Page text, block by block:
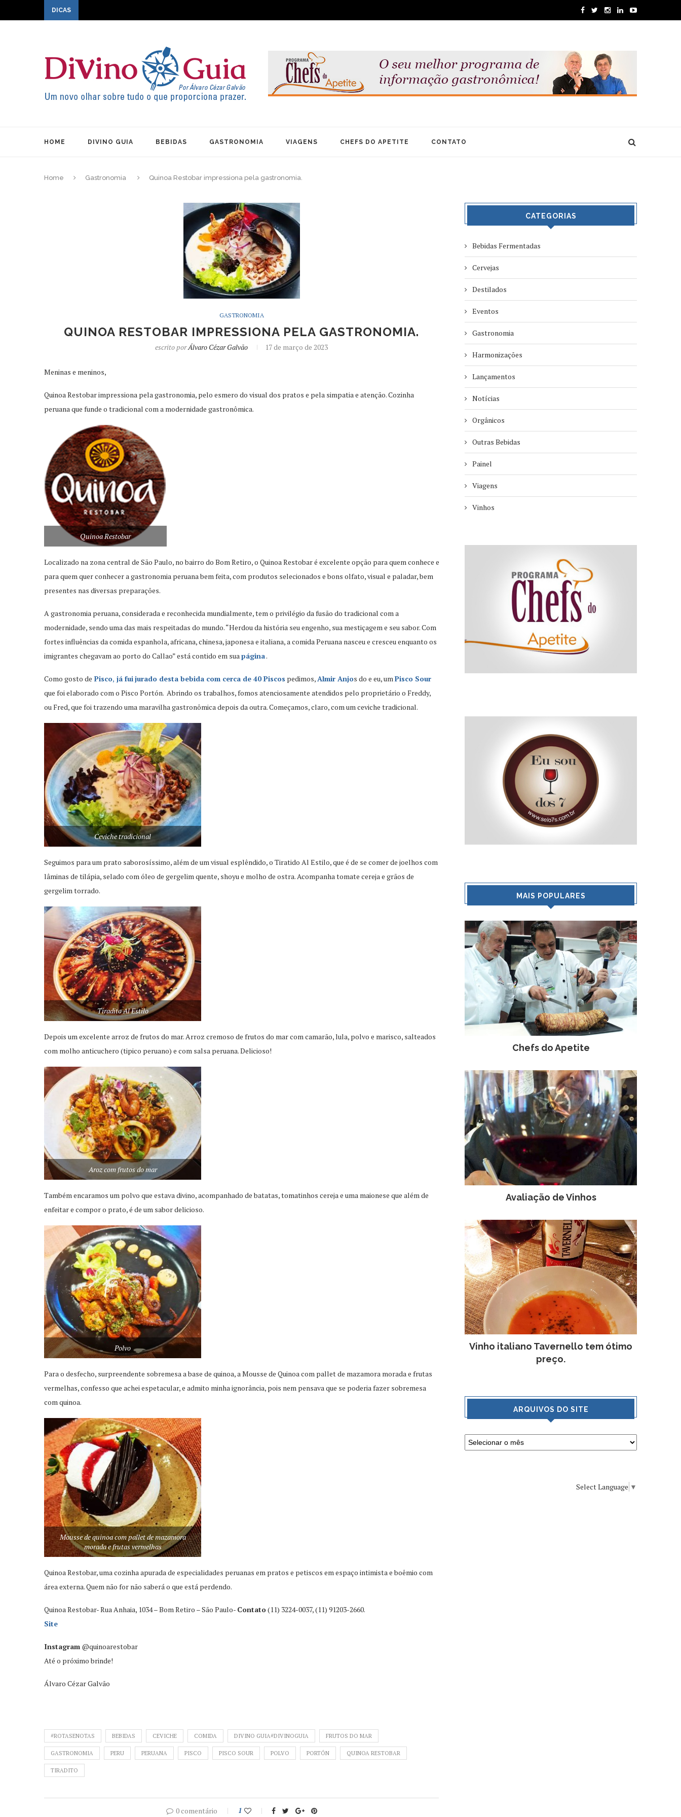
DICAS
HOME DIVINO GUIA BEBIDAS GASTRONOMIA VIAGENS CHEFS DO APETITE CONTATO
Home Gastronomia Quinoa Restobar impressiona pela gastronomia.
GASTRONOMIA
QUINOA RESTOBAR IMPRESSIONA PELA GASTRONOMIA.
escrito porÁlvaro Cézar Galvão 17 de março de 2023
Meninas e meninos,
Quinoa Restobar impressiona pela gastronomia, pelo esmero do visual dos pratos e pela simpatia e atenção. Cozinha
peruana que funde o tradicional com a modernidade gastronômica.
Quinoa Restobar
Localizado na zona central de São Paulo, no bairro do Bom Retiro, o Quinoa Restobar é excelente opção para quem conhece e
para quem quer conhecer a gastronomia peruana bem feita, com produtos selecionados e bons olfato, visual e paladar, bem
presentes nas diversas preparações.
A gastronomia peruana, considerada e reconhecida mundialmente, tem o privilégio da fusão do tradicional com a
modernidade, sendo uma das mais respeitadas do mundo. “Herdou da história seu engenho, sua mestiçagem e seu sabor. Com
fortes influências da comida espanhola, africana, chinesa, japonesa e italiana, a comida Peruana nasceu e cresceu enquanto os
imigrantes chegavam ao porto do Callao” está contido em suapágina.
Como gosto de Pisco, já fuijurado desta bebida com cerca de 40 Piscos pedimos,Almir Anjos do e eu, umPisco Sour
que foi elaborado com o Pisco Portón. Abrindo os trabalhos, fomos atenciosamente atendidos pelo proprietário o Freddy,
ou Fred, que foi trazendo uma maravilha gastronômica depois da outra. Começamos, claro, com um ceviche tradicional.
Ceviche tradicional
Seguimos para um prato saborosíssimo, além de um visual esplêndido, o Tiratido Al Estilo, que é de se comer de joelhos com
lâminas de tilápia, selado com óleo de gergelim quente, shoyu e molho de ostra. Acompanha tomate cereja e grãos de
gergelim torrado.
Tiradito Al Estilo
Depois um excelente arroz de frutos do mar. Arroz cremoso de frutos do mar com camarão, lula, polvo e marisco, salteados
com molho anticuchero (tipico peruano) e com salsa peruana. Delicioso!
Aroz com frutos do mar
Também encaramos um polvo que estava divino, acompanhado de batatas, tomatinhos cereja e uma maionese que além de
enfeitar e compor o prato, é de um sabor delicioso.
Polvo
Para o desfecho, surpreendente sobremesa a base de quinoa, a Mousse de Quinoa com pallet de mazamora morada e frutas
vermelhas, confesso que achei espetacular, e admito minha ignorância, pois nem pensava que se poderia fazer sobremesa
com quinoa.
Mousse de quinoa com pallet de mazamora
morada e frutas vermelhas
Quinoa Restobar, uma cozinha apurada de especialidades peruanas em pratos e petiscos em espaço intimista e boêmio com
área externa. Quem não for não saberá o que está perdendo.
Quinoa Restobar- Rua Anhaia, 1034 – Bom Retiro – São Paulo- Contato(11) 3224-0037, (11) 91203-2660.
Site
Instagram @quinoarestobar
Até o próximo brinde!
Álvaro Cézar Galvão
#ROTASENOTAS BEBIDAS CEVICHE COMIDA DIVINO GUIA#DIVINOGUIA FRUTOS DO MAR
GASTRONOMIA PERU PERUANA PISCO PISCO SOUR POLVO PORTÓN QUINOA RESTOBAR
TIRADITO
0 comentário 1
CATEGORIAS
Bebidas Fermentadas
Cervejas
Destilados
Eventos
Gastronomia
Harmonizações
Lançamentos
Notícias
Orgânicos
Outras Bebidas
Painel
Viagens
Vinhos
MAIS POPULARES
Chefs do Apetite
Avaliação de Vinhos
Vinho italiano Tavernello tem ótimo
preço.
ARQUIVOS DO SITE
Select Language ▼